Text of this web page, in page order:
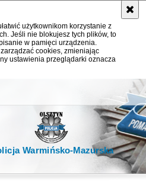
użytkownikom korzystanie z
Jeśli nie blokujesz tych plików, to
w pamięci urządzenia.
cookies, zmieniając
ustawienia przeglądarki oznacza
Warmińsko-Mazurska